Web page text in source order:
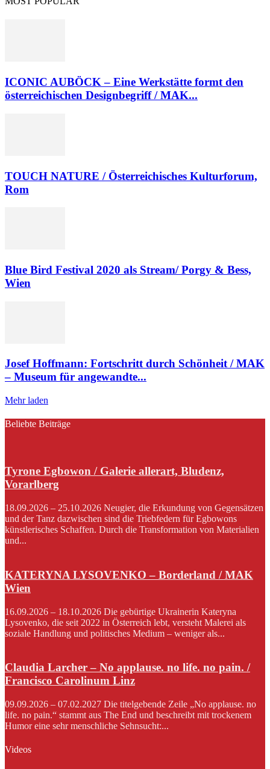
ICONIC AUBÖCK – Eine Werkstätte formt den
österreichischen Designbegriff / MAK...
TOUCH NATURE / Österreichisches Kulturforum,
Rom
Blue Bird Festival 2020 als Stream/ Porgy & Bess,
Wien
Josef Hoffmann: Fortschritt durch Schönheit / MAK
– Museum für angewandte...
Mehr laden
Beliebte Beiträge
Tyrone Egbowon / Galerie allerart, Bludenz,
Vorarlberg
18.09.2026 – 25.10.2026 Neugier, die Erkundung von Gegensätzen
und der Tanz dazwischen sind die Triebfedern für Egbowons
künstlerisches Schaffen. Durch die Transformation von Materialien
und...
KATERYNA LYSOVENKO – Borderland / MAK
Wien
16.09.2026 – 18.10.2026 Die gebürtige Ukrainerin Kateryna
Lysovenko, die seit 2022 in Österreich lebt, versteht Malerei als
soziale Handlung und politisches Medium – weniger als...
Claudia Larcher – No applause. no life. no pain. /
Francisco Carolinum Linz
09.09.2026 – 07.02.2027 Die titelgebende Zeile „No applause. no
life. no pain.“ stammt aus The End und beschreibt mit trockenem
Humor eine sehr menschliche Sehnsucht:...
Videos